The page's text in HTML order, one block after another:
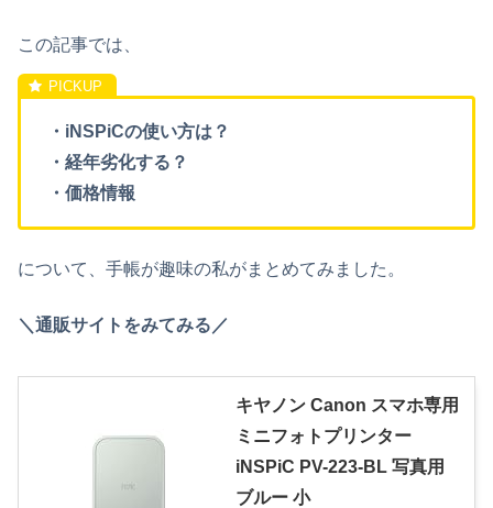
この記事では、
・iNSPiCの使い方は？
・経年劣化する？
・価格情報
について、手帳が趣味の私がまとめてみました。
＼通販サイトをみてみる／
キヤノン Canon スマホ専用
ミニフォトプリンター
iNSPiC PV-223-BL 写真用
ブルー 小